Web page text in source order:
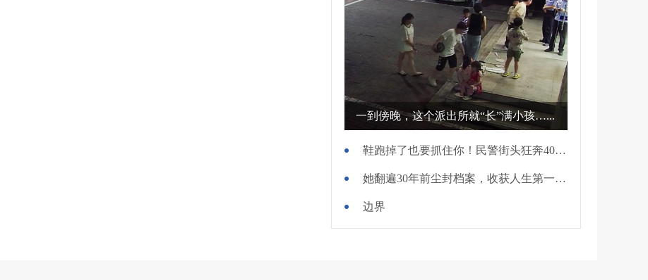
一到傍晚，这个派出所就“长”满小孩…...
鞋跑掉了也要抓住你！民警街头狂奔400米擒贼
她翻遍30年前尘封档案，收获人生第一面锦旗
边界